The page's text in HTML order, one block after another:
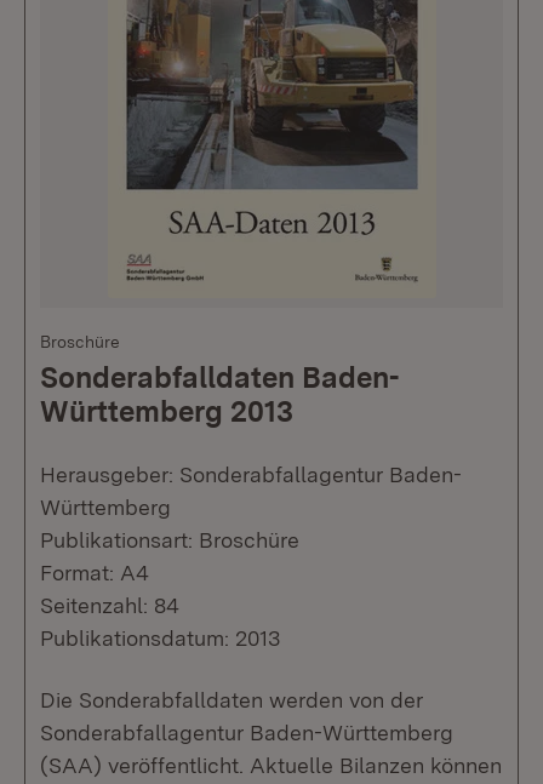
Broschüre
Sonderabfalldaten Baden-
Württemberg 2013
Herausgeber: Sonderabfallagentur Baden-
Württemberg
Publikationsart: Broschüre
Format: A4
Seitenzahl: 84
Publikationsdatum: 2013
Die Sonderabfalldaten werden von der
Sonderabfallagentur Baden-Württemberg
(SAA) veröffentlicht. Aktuelle Bilanzen können